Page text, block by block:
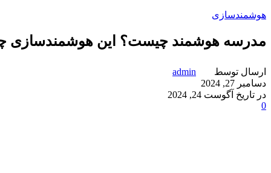
هوشمندسازی
مدرسه هوشمند چیست؟ این هوشمندسازی چه
ارسال توسط
admin
دسامبر 27, 2024
در تاریخ آگوست 24, 2024
0